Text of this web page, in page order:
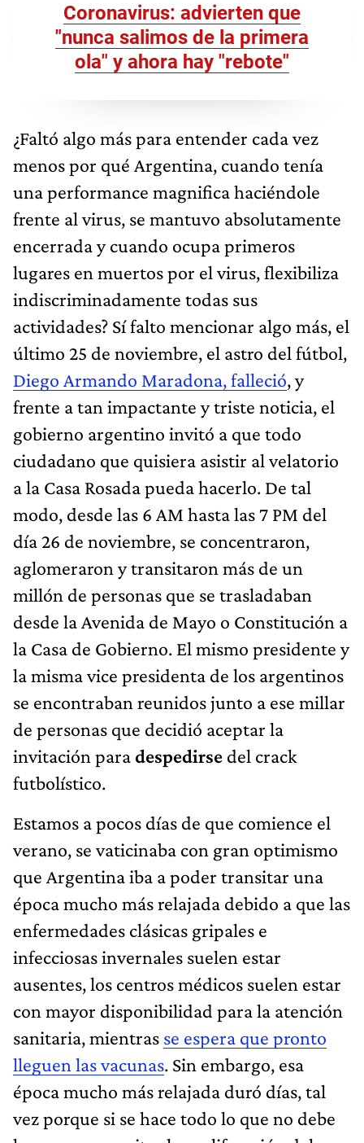
Coronavirus: advierten que
"nunca salimos de la primera
ola" y ahora hay "rebote"
¿Faltó algo más para entender cada vez
menos por qué Argentina, cuando tenía
una performance magnifica haciéndole
frente al virus, se mantuvo absolutamente
encerrada y cuando ocupa primeros
lugares en muertos por el virus, flexibiliza
indiscriminadamente todas sus
actividades? Sí falto mencionar algo más, el
último 25 de noviembre, el astro del fútbol,
Diego Armando Maradona, falleció, y
frente a tan impactante y triste noticia, el
gobierno argentino invitó a que todo
ciudadano que quisiera asistir al velatorio
a la Casa Rosada pueda hacerlo. De tal
modo, desde las 6 AM hasta las 7 PM del
día 26 de noviembre, se concentraron,
aglomeraron y transitaron más de un
millón de personas que se trasladaban
desde la Avenida de Mayo o Constitución a
la Casa de Gobierno. El mismo presidente y
la misma vice presidenta de los argentinos
se encontraban reunidos junto a ese millar
de personas que decidió aceptar la
invitación paradespedirse del crack
futbolístico.
Estamos a pocos días de que comience el
verano, se vaticinaba con gran optimismo
que Argentina iba a poder transitar una
época mucho más relajada debido a que las
enfermedades clásicas gripales e
infecciosas invernales suelen estar
ausentes, los centros médicos suelen estar
con mayor disponibilidad para la atención
sanitaria, mientras se espera que pronto
lleguen las vacunas. Sin embargo, esa
época mucho más relajada duró días, tal
vez porque si se hace todo lo que no debe